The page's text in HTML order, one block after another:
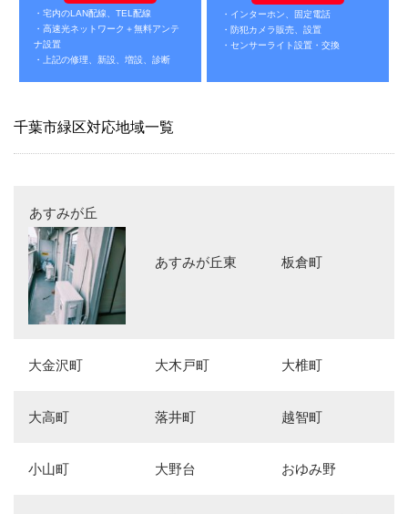
・宅内のLAN配線、TEL配線
・高速光ネットワーク＋無料アンテ
ナ設置
・上記の修理、新設、増設、診断
・インターホン、固定電話
・防犯カメラ販売、設置
・センサーライト設置・交換
千葉市緑区対応地域一覧
あすみが丘
あすみが丘東 板倉町
大金沢町 大木戸町 大椎町
大高町 落井町 越智町
小山町 大野台 おゆみ野